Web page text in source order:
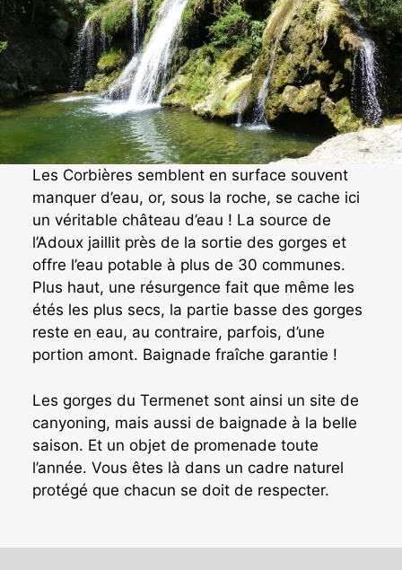
Les Corbières semblent en surface souvent
manquer d’eau, or, sous la roche, se cache ici
un véritable château d’eau ! La source de
l’Adoux jaillit près de la sortie des gorges et
offre l’eau potable à plus de 30 communes.
Plus haut, une résurgence fait que même les
étés les plus secs, la partie basse des gorges
reste en eau, au contraire, parfois, d’une
portion amont. Baignade fraîche garantie !
Les gorges du Termenet sont ainsi un site de
canyoning, mais aussi de baignade à la belle
saison. Et un objet de promenade toute
l’année. Vous êtes là dans un cadre naturel
protégé que chacun se doit de respecter.